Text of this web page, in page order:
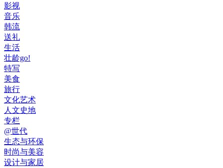
影视
音乐
韩流
送礼
生活
壮龄go!
特写
美食
旅行
文化艺术
人文史地
专栏
@世代
生态与环保
时尚与美容
设计与家居